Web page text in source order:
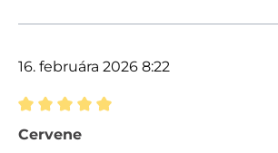
16. februára 2026 8:22
Recenzia s hodnotením 5 z 5
Cervene